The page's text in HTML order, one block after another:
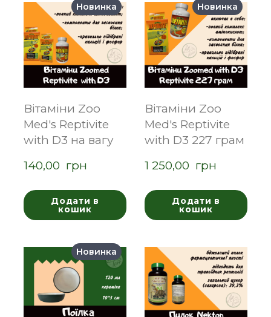
Новинка
Вітаміни Zoo
Med's Reptivite
with D3 на вагу
140,00  грн
Додати в
кошик
Новинка
Вітаміни Zoo
Med's Reptivite
with D3 227 грам
1 250,00  грн
Додати в
кошик
Новинка